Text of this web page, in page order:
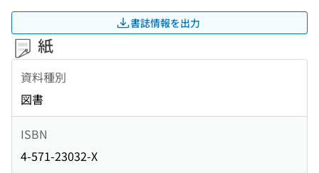
書誌情報を出力
紙
資料種別
図書
ISBN
4-571-23032-X